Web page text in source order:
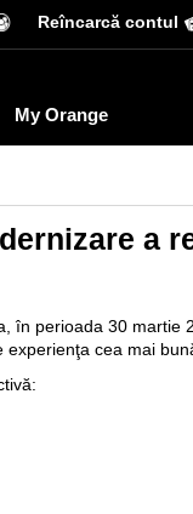
Reîncarcă contul
My Orange
a
în perioada 30 martie
cea mai